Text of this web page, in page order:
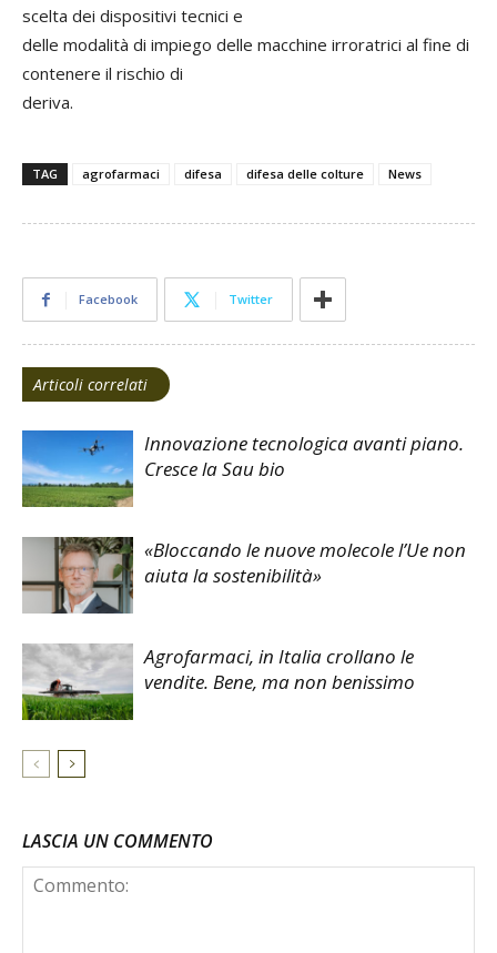
scelta dei dispositivi tecnici e
delle modalità di impiego delle macchine irroratrici al fine di
contenere il rischio di
deriva.
TAG agrofarmaci difesa difesa delle colture News
Facebook Twitter
Articoli correlati
Innovazione tecnologica avanti piano.
Cresce la Sau bio
«Bloccando le nuove molecole l’Ue non
aiuta la sostenibilità»
Agrofarmaci, in Italia crollano le
vendite. Bene, ma non benissimo
LASCIA UN COMMENTO